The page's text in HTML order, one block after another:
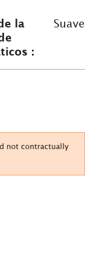
la
:
Suave
not contractually